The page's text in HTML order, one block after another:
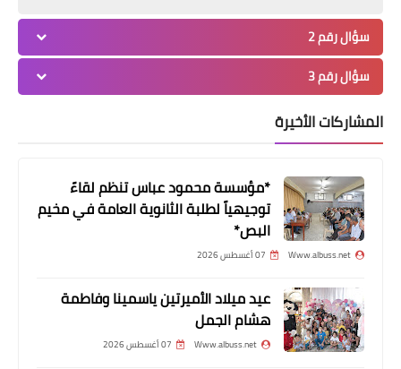
مقالات
حسن منيمنة: ذاكرة الحرب الأهلية في
زمن الكورونا.. الفلسطيني ليس وباء
سؤال رقم 2
سؤال رقم 3
المشاركات الأخيرة
*مؤسسة محمود عباس تنظم لقاءً
توجيهياً لطلبة الثانوية العامة في مخيم
البص*
Www.albuss.net 07 أغسطس 2026
عيد ميلاد الأميرتين ياسمينا وفاطمة
هشام الجمل
Www.albuss.net 07 أغسطس 2026